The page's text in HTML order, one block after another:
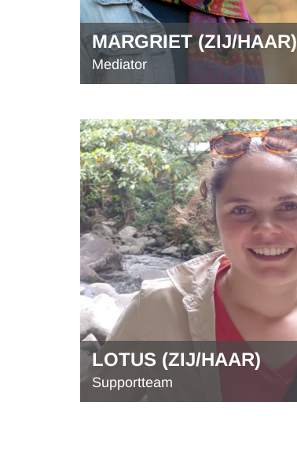
MARGRIET (ZIJ/HAAR)
Mediator
LOTUS (ZIJ/HAAR)
Supportteam